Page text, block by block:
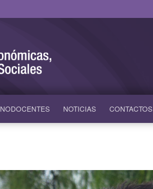
NODOCENTES NOTICIAS CONTACTOS